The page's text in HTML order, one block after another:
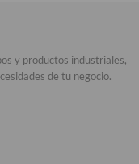
y productos industriales,
de tu negocio.